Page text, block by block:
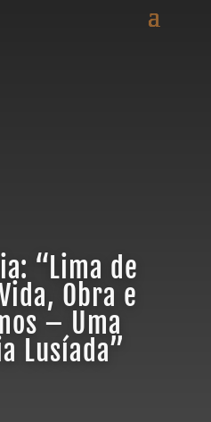
“Lima de
Obra e
– Uma
Lusíada”